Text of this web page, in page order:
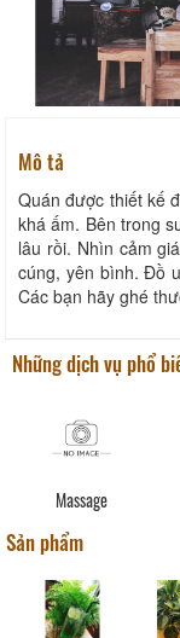
Mô tả
Quán được thiết kế
khá ấm. Bên trong
lâu rồi. Nhìn cảm
cúng, yên bình. Đồ
Các bạn hãy ghé
Những dịch vụ phổ
Massage
Sản phẩm